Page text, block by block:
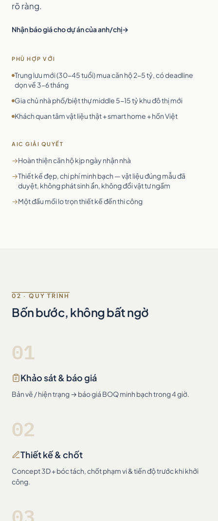
rõ ràng.
Nhận báo giá cho dự án của anh/chị
PHÙ HỢP VỚI
Trung lưu mới (30-45 tuổi) mua căn hộ 2-5 tỷ, có deadline
dọn về 3-6 tháng
Gia chủ nhà phố/biệt thự middle 5-15 tỷ khu đô thị mới
Khách quan tâm vật liệu thật + smart home + hồn Việt
AIC GIẢI QUYẾT
→Hoàn thiện căn hộ kịp ngày nhận nhà
→Thiết kế đẹp, chi phí minh bạch — vật liệu đúng mẫu đã
duyệt, không phát sinh ẩn, không đổi vật tư ngầm
→Một đầu mối lo trọn thiết kế đến thi công
02 · QUY TRÌNH
Bốn bước, không bất ngờ
01
Khảo sát & báo giá
Bản vẽ / hiện trạng → báo giá BOQ minh bạch trong 4 giờ.
02
Thiết kế & chốt
Concept 3D + bóc tách, chốt phạm vi & tiến độ trước khi khởi
công.